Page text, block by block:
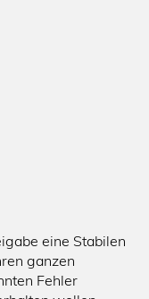
eine Stabilen
ganzen
Fehler